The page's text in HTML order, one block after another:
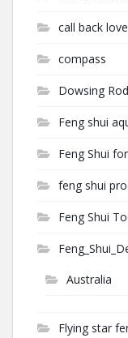
call back
compass
Dowsing Rod
Feng shui
Feng Shui
feng shui
Feng Shui
Australia
Flying star